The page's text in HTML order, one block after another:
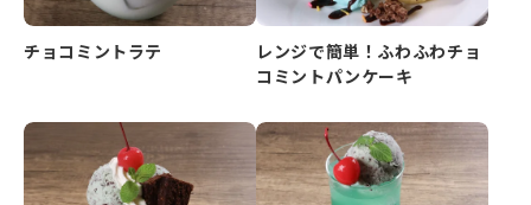
チョコミントラテ
レンジで簡単！ふわふわチョ
コミントパンケーキ